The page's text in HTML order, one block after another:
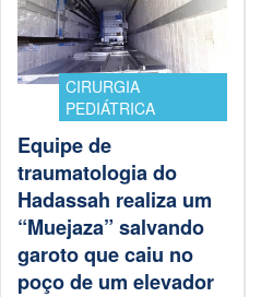
CIRURGIA
PEDIÁTRICA
Equipe de
traumatologia do
Hadassah realiza um
“Muejaza” salvando
garoto que caiu no
poço de um elevador